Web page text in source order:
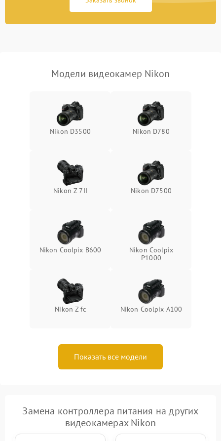
Не работает стабилизация
Модели видеокамер Nikon
Nikon D3500 Nikon D780
Nikon Z 7II Nikon D7500
Nikon Coolpix B600
Nikon Coolpix
P1000
Nikon Z fc Nikon Coolpix A100
Показать все модели
Замена контроллера питания на других
видеокамерах Nikon